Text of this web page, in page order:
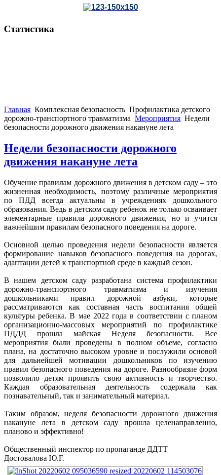
Статистика
Главная Комплексная безопасность Профилактика детского
дорожно-транспортного травматизма Мероприятия Недели
безопасности дорожного движения накануне лета
Недели безопасности дорожного
движения накануне лета
Обучение правилам дорожного движения в детском саду – это
жизненная необходимость, поэтому различные мероприятия
по ПДД всегда актуальны в учреждениях дошкольного
образования. Ведь в детском саду ребенок не только осваивает
элементарные правила дорожного движения, но и учится
важнейшим правилам безопасного поведения на дороге.
Основной целью проведения недели безопасности является
формирование навыков безопасного поведения на дорогах,
адаптации детей к транспортной среде в каждый сезон.
В нашем детском саду разработана система профилактики
дорожно-транспортного травматизма и изучения
дошкольниками правил дорожной азбуки, которые
рассматриваются как составная часть воспитания общей
культуры ребенка. В мае 2022 года в соответствии с планом
организационно-массовых мероприятий по профилактике
ПДДД прошла майская Неделя безопасности. Все
мероприятия были проведены в полном объеме, согласно
плана, на достаточно высоком уровне и послужили основой
для дальнейшей мотивации дошкольников по изучению
правил безопасного поведения на дороге. Разнообразие форм
позволило детям проявить свою активность и творчество.
Каждая образовательная деятельность содержала как
познавательный, так и занимательный материал.
Таким образом, неделя безопасности дорожного движения
накануне лета в детском саду прошла целенаправленно,
планово и эффективно!
Общественный инспектор по пропаганде ДДТТ
Достовалова Ю.Г.